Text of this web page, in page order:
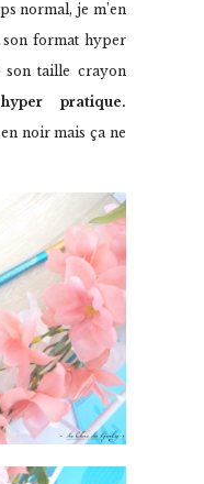
normal, je m’en
son format hyper
son taille crayon
hyper pratique.
noir mais ça ne